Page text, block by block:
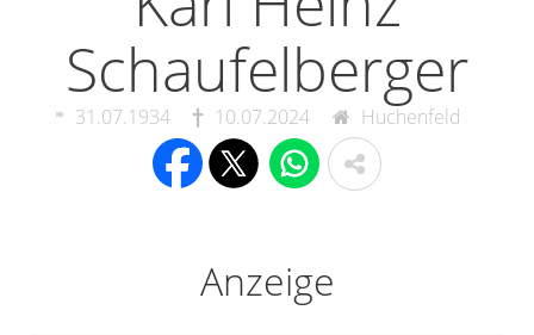
Schaufelberger
31.07.1934 10.07.2024 Huchenfeld
Anzeige